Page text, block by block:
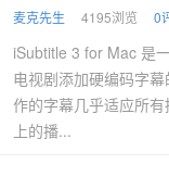
麦克先生 4195浏览 0
iSubtitle 3 for Mac 是
电视剧添加硬编码字
作的字幕几乎适应所
上的播...